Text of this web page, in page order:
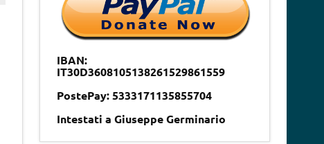
IBAN:
IT30D3608105138261529861559
PostePay: 5333171135855704
Intestati a Giuseppe Germinario